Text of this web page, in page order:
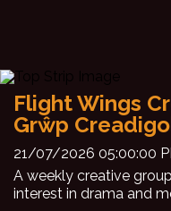
Flight Wings
Grŵp
21/07/2026 05:00:00
A weekly creative
interest in drama and